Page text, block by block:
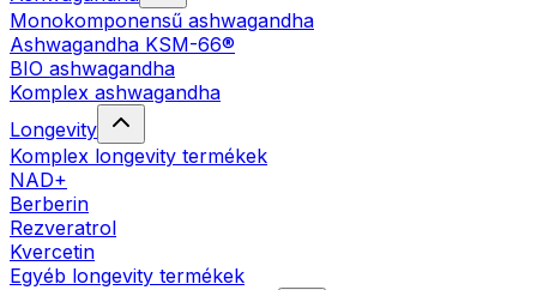
Monokomponensű ashwagandha
Ashwagandha KSM-66®
BIO ashwagandha
Komplex ashwagandha
Longevity
Komplex longevity termékek
NAD+
Berberin
Rezveratrol
Kvercetin
Egyéb longevity termékek